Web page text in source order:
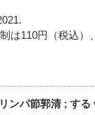
は110円（税込）
ンパ節郭清 ; す